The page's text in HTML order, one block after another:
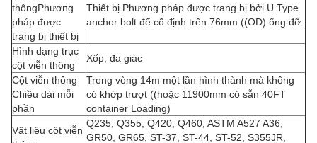
thôngPhương
pháp được
trang bị thiết bị
Thiết bị Phương pháp được trang bị bởi U Type
anchor bolt để cố định trên 76mm ((OD) ống đỡ.
Hình dạng trục
cột viễn thông
Xốp, đa giác
Cột viễn thông
Chiều dài mỗi
phần
Trong vòng 14m một lần hình thành mà không
có khớp trượt ((hoặc 11900mm có sẵn 40FT
container Loading)
Vật liệu cột viễn
Q235, Q355, Q420, Q460, ASTM A527 A36,
GR50, GR65, ST-37, ST-44, ST-52, S355JR,